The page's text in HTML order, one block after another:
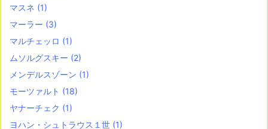
マスネ (1)
マーラー (3)
マルチェッロ (1)
ムソルグスキー (2)
メンデルスゾーン (1)
モーツァルト (18)
ヤナーチェク (1)
ヨハン・シュトラウス１世 (1)